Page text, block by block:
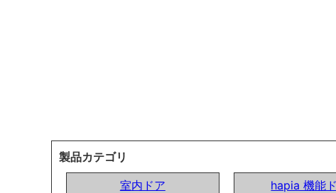
製品カテゴリ
室内ドア
hapia 機能